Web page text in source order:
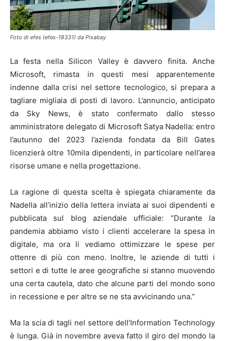
Foto di efes (efes-18331) da Pixabay
La festa nella Silicon Valley è davvero finita. Anche
Microsoft, rimasta in questi mesi apparentemente
indenne dalla crisi nel settore tecnologico, si prepara a
tagliare migliaia di posti di lavoro. L’annuncio, anticipato
da Sky News, è stato confermato dallo stesso
amministratore delegato di Microsoft Satya Nadella: entro
l’autunno del 2023 l’azienda fondata da Bill Gates
licenzierà oltre 10mila dipendenti, in particolare nell’area
risorse umane e nella progettazione.
La ragione di questa scelta è spiegata chiaramente da
Nadella all’inizio della lettera inviata ai suoi dipendenti e
pubblicata sul blog aziendale ufficiale: “Durante la
pandemia abbiamo visto i clienti accelerare la spesa in
digitale, ma ora li vediamo ottimizzare le spese per
ottenre di più con meno. Inoltre, le aziende di tutti i
settori e di tutte le aree geografiche si stanno muovendo
una certa cautela, dato che alcune parti del mondo sono
in recessione e per altre se ne sta avvicinando una.”
Ma la scia di tagli nel settore dell’Information Technology
è lunga. Già in novembre aveva fatto il giro del mondo la